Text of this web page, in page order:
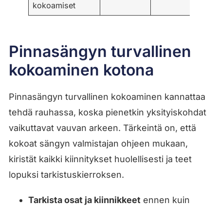
kokoamiset
Pinnasängyn turvallinen
kokoaminen kotona
Pinnasängyn turvallinen kokoaminen kannattaa
tehdä rauhassa, koska pienetkin yksityiskohdat
vaikuttavat vauvan arkeen. Tärkeintä on, että
kokoat sängyn valmistajan ohjeen mukaan,
kiristät kaikki kiinnitykset huolellisesti ja teet
lopuksi tarkistuskierroksen.
Tarkista osat ja kiinnikkeet ennen kuin